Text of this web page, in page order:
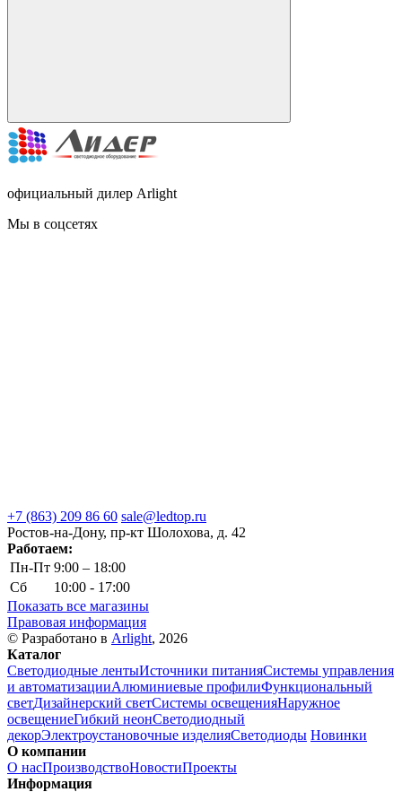
официальный дилер Arlight
Мы в соцсетях
+7 (863) 209 86 60 sale@ledtop.ru
Ростов-на-Дону, пр-кт Шолохова, д. 42
Работаем:
Пн-Пт 9:00 – 18:00
Сб
10:00 - 17:00
Показать все магазины
Правовая информация
© Разработано в Arlight, 2026
Каталог
Светодиодные лентыИсточники питанияСистемы управления
и автоматизацииАлюминиевые профилиФункциональный
светДизайнерский светСистемы освещенияНаружное
освещениеГибкий неонСветодиодный
декорЭлектроустановочные изделияСветодиоды Новинки
О компании
О насПроизводствоНовостиПроекты
Информация